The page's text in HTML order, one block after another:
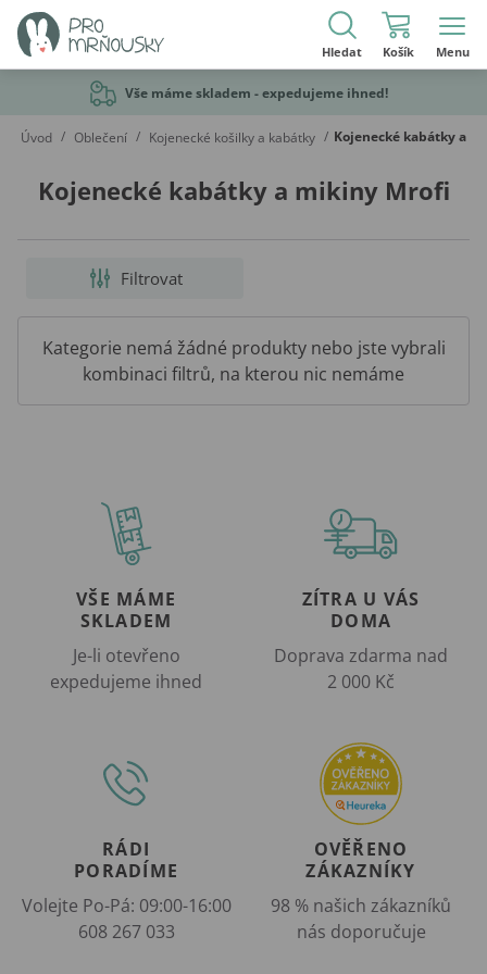
Hledat Košík Menu
Vše máme skladem - expedujeme ihned!
Úvod / Oblečení / Kojenecké košilky a kabátky / Kojenecké kabátky a
Kojenecké kabátky a mikiny Mrofi
Filtrovat
Kategorie nemá žádné produkty nebo jste vybrali
kombinaci filtrů, na kterou nic nemáme
VŠE MÁME
SKLADEM
Je-li otevřeno
expedujeme ihned
ZÍTRA U VÁS
DOMA
Doprava zdarma nad
2 000 Kč
RÁDI
PORADÍME
Volejte Po-Pá: 09:00-16:00
608 267 033
OVĚŘENO
ZÁKAZNÍKY
98 % našich zákazníků
nás doporučuje